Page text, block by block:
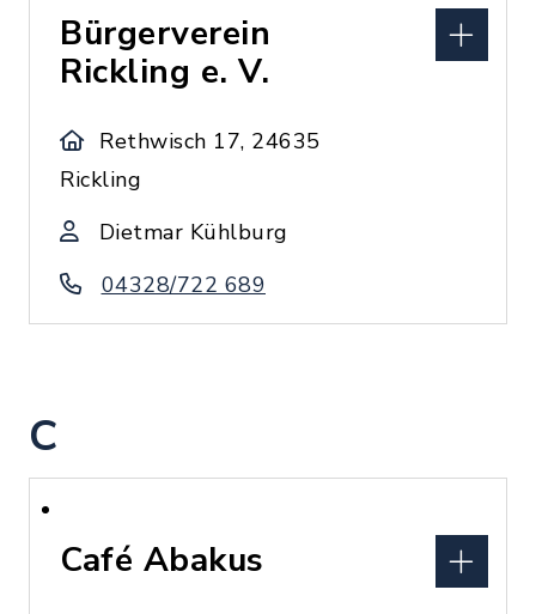
Bürgerverein
Rickling e. V.
Rethwisch 17, 24635
Rickling
Dietmar Kühlburg
04328/722 689
C
Café Abakus